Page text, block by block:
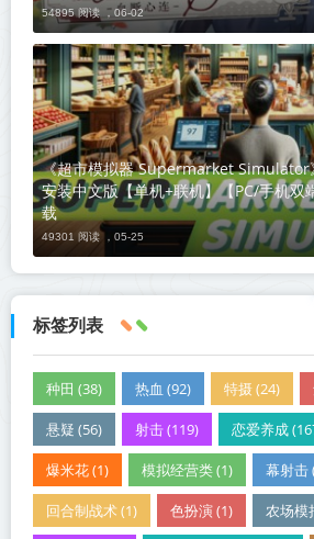
54895 阅读 ， 06-02
《超市模拟器 Supermarket Simulator
安装中文版【单机+联机】【PC/手机双
载
49301 阅读 ， 05-25
标签列表
种田 (38) 热血 (92) 特摄 (24)
悬疑 (56) 射击 (119) 恋爱养成
爆米花 (1) 模拟经营类 (1) 幕射击
回合制战术 (1) 色扮演 (1) 农场模